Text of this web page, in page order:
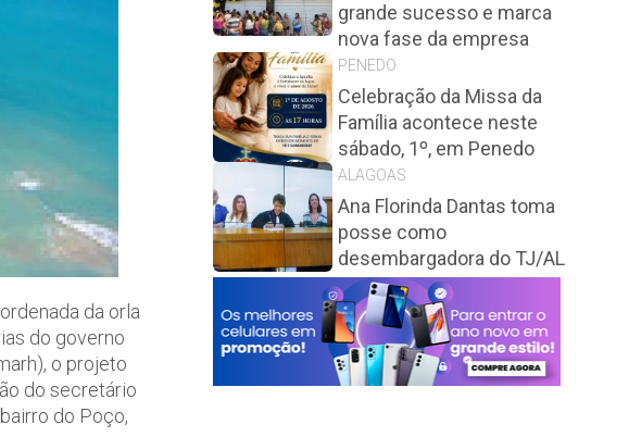
da orla
do governo
o projeto
do secretário
do Poço,
grande sucesso e marca
nova fase da empresa
PENEDO
Celebração da Missa da
Família acontece neste
sábado, 1º, em Penedo
ALAGOAS
Ana Florinda Dantas toma
posse como
desembargadora do TJ/AL